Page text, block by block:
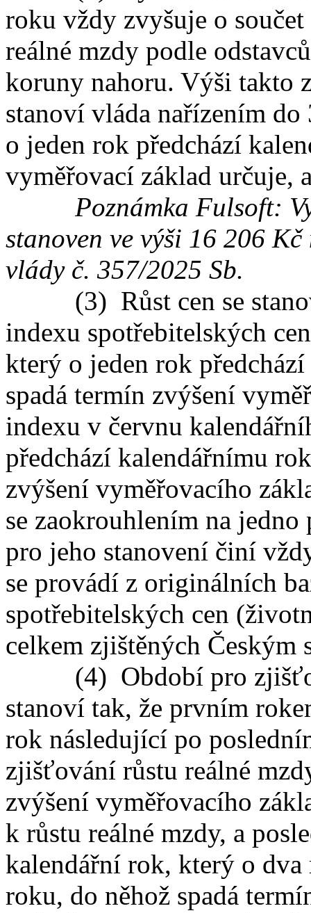
roku vždy zvyšuje o
reálné mzdy podle
koruny nahoru. Výši takto
stanoví vláda nařízením
o jeden rok předchází
vyměřovací základ určuje,
Poznámka Fulsoft:
stanoven ve výši 16 206
vlády č. 357/2025 Sb.
(3) Růst cen se
indexu spotřebitelských
který o jeden rok
spadá termín zvýšení
indexu v červnu
předchází kalendářnímu
zvýšení vyměřovacího
se zaokrouhlením na
pro jeho stanovení činí
se provádí z originálních
spotřebitelských cen
celkem zjištěných Českým
(4) Období pro
stanoví tak, že prvním
rok následující po
zjišťování růstu reálné
zvýšení vyměřovacího
k růstu reálné mzdy, a
kalendářní rok, který o
roku, do něhož spadá